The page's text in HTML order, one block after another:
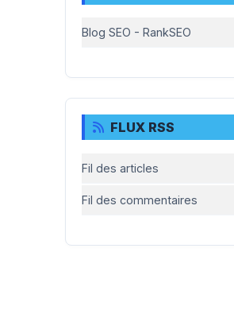
Blog SEO - RankSEO
FLUX RSS
Fil des articles
Fil des commentaires